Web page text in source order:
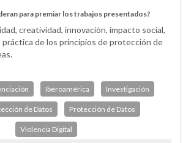
para premiar los trabajos presentados?
creatividad, innovación, impacto social,
práctica de los principios de protección de
Iberoamérica Investigación
de Datos Protección de Datos
Violencia Digital